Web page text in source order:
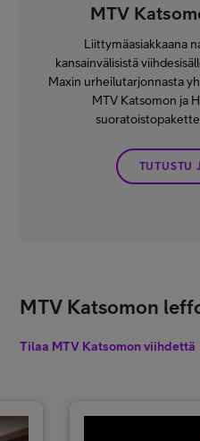
MTV
Liittymäasiakkaana
kansainvälisistä
Maxin urheilutarjonnasta
MTV Katsomon ja
TUTUSTU
MTV Katsomon
Tilaa MTV Katsomon viihdettä